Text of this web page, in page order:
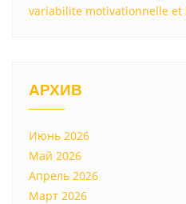
variabilite motivationnelle et
АРХИВ
Июнь 2026
Май 2026
Апрель 2026
Март 2026